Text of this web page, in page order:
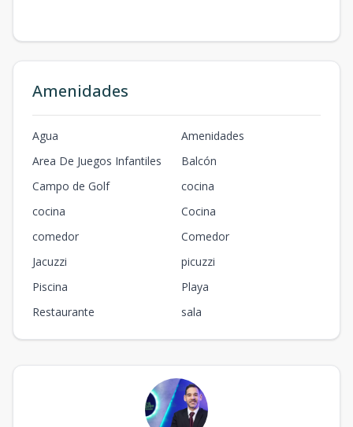
Amenidades
Agua
Amenidades
Area De Juegos Infantiles
Balcón
Campo de Golf
cocina
cocina
Cocina
comedor
Comedor
Jacuzzi
picuzzi
Piscina
Playa
Restaurante
sala